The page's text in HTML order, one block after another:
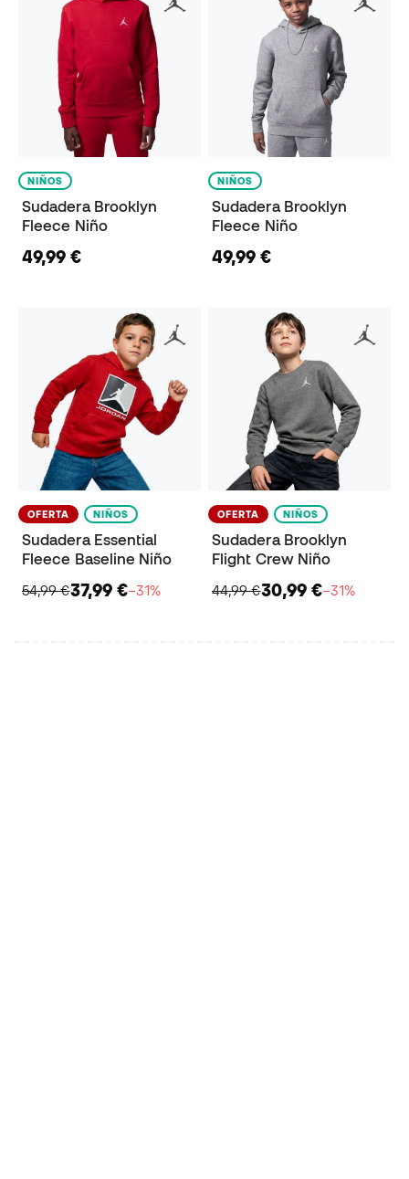
NIÑOS
Sudadera Brooklyn
Fleece Niño
49,99 €
NIÑOS
Sudadera Brooklyn
Fleece Niño
49,99 €
OFERTA NIÑOS
Sudadera Essential
Fleece Baseline Niño
54,99 €37,99 €−31%
OFERTA NIÑOS
Sudadera Brooklyn
Flight Crew Niño
44,99 €30,99 €−31%